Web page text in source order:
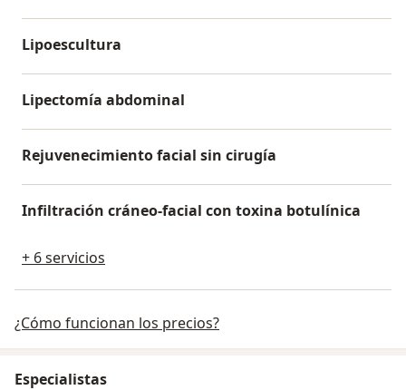
Lipoescultura
Lipectomía abdominal
Rejuvenecimiento facial sin cirugía
Infiltración cráneo-facial con toxina botulínica
+ 6 servicios
¿Cómo funcionan los precios?
Especialistas